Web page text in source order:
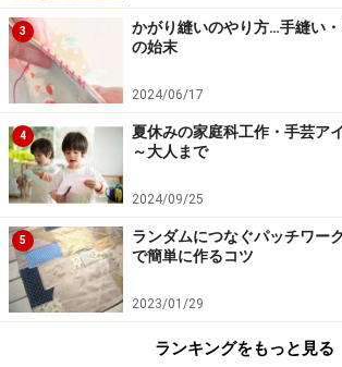
三つ折り縫いのコツまとめ
1本目の折り目を2本目の折り目よ
がポイント
まりがよくなり、きれいに仕上がり
アイロン定規を使用して均等な幅
す。
ミシンの針先ではなく
3
かがり縫いのやり方…手縫い
の始末
2024/06/17
4
夏休みの家庭科工作・手芸ア
～大人まで
2024/09/25
5
ランダムにつなぐパッチワー
で簡単に作るコツ
2023/01/29
ランキングをもっと見る